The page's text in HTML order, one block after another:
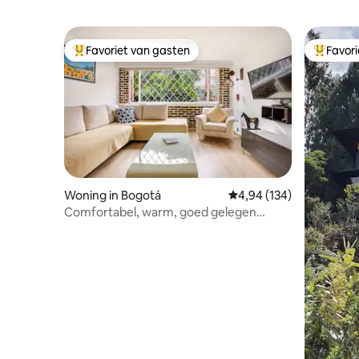
Topfavoriet van gasten
Favoriet van gasten
Woning in Bogotá Gemiddelde
4,94 (134)
Comfortabel, warm, goed gelegen